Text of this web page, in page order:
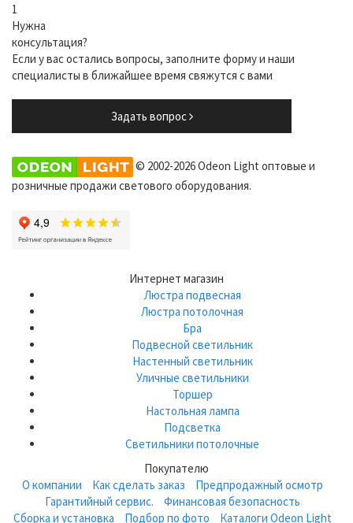
1
Нужна
консультация?
Если у вас остались вопросы, заполните форму и наши
специалисты в ближайшее время свяжутся с вами
Задать вопрос
© 2002-2026 Odeon Light оптовые и
розничные продажи светового оборудования.
Интернет магазин
Люстра подвесная
Люстра потолочная
Бра
Подвесной светильник
Настенный светильник
Уличные светильники
Торшер
Настольная лампа
Подсветка
Светильники потолочные
Покупателю
О компании
Как сделать заказ
Предпродажный осмотр
Гарантийный сервис.
Финансовая безопасность
Сборка и установка
Подбор по фото Каталоги Odeon Light